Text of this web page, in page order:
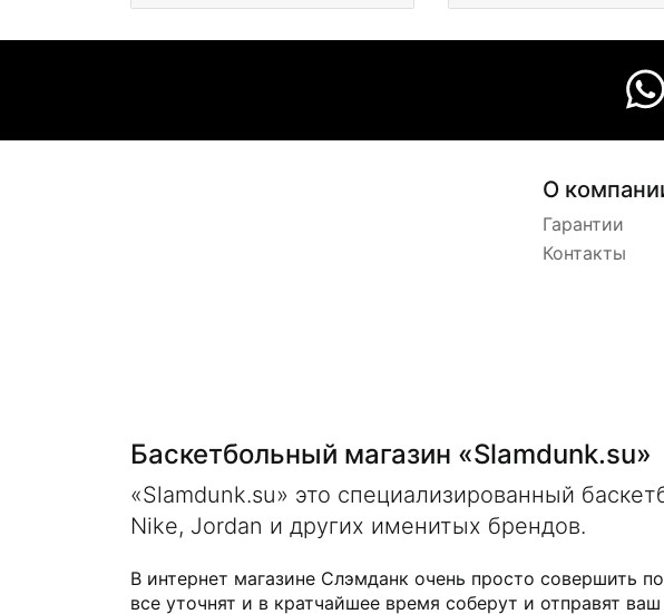
О
Гарантии
Контакты
Баскетбольный магазин «Slamdunk.su»
«Slamdunk.su» это специализированный
Nike, Jordan и других именитых брендов.
В интернет магазине Слэмданк очень просто совершить
все уточнят и в кратчайшее время соберут и отправят